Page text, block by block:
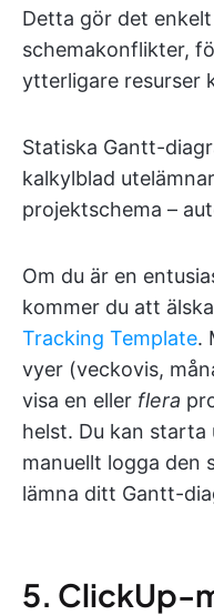
Detta gör det
schemakonflikter,
ytterligare resurser
Statiska Gantt-
kalkylblad
projektschema –
Om du är en
kommer du att älska
Tracking Template.
vyer (veckovis,
visa en eller flera
helst. Du kan
manuellt logga den
lämna ditt Gantt-
5. ClickUp-